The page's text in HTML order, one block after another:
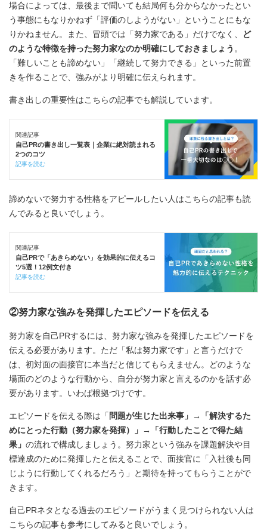
場合によっては、最後まで聞いても結局何も分からなかったとい
う事態にもなりかねず「評価のしようがない」ということにもな
りかねません。また、冒頭では「努力家である」だけでなく、
ど
のような特徴を持った努力家なのか明確にしておきましょう 。
「難しいことも諦めない」「継続して努力できる」といった前置
きを作ることで、強みがより明確に伝えられます。
書き出しの重要性はこちらの記事でも解説しています。
関連記事
自己PRの書き出し一覧表｜企業に絶対読まれる
2つのコツ
記事を読む
諦めないで努力する性格をアピールしたい人はこちらの記事も読
んでみると良いでしょう。
関連記事
自己PRで「あきらめない」を効果的に伝えるコ
ツ5選！12例文付き
記事を読む
②努力家な強みを発揮したエピソードを伝える
努力家を自己PRするには、努力家な強みを発揮したエピソードを
伝える必要があります。ただ「私は努力家です」と言うだけで
は、初対面の面接官に本当だと信じてもらえません。どのような
場面のどのような行動から、自分が努力家と言えるのかを話す必
要があります。いわば根拠づけです。
エピソードを伝える際は「 問題が生じた出来事」→「解決するた
めにとった行動（努力家を発揮）」→「行動したことで得た結
果」 の流れで構成しましょう。努力家という強みを課題解決や目
標達成のために発揮したと伝えることで、面接官に「入社後も同
じように行動してくれるだろう」と期待を持ってもらうことがで
きます。
自己PRネタとなる過去のエピソードがうまく見つけられない人は
こちらの記事も参考にしてみると良いでしょう。